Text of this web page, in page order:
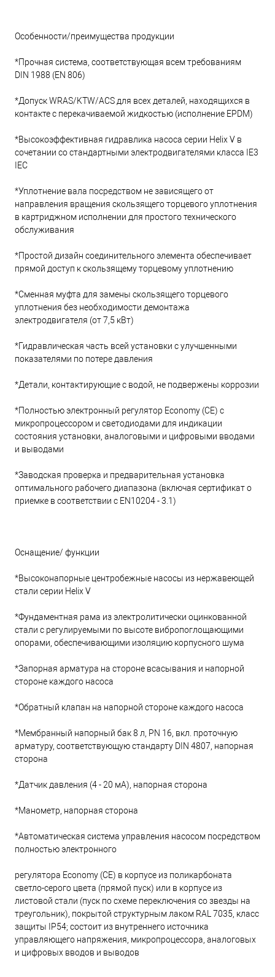
Особенности/преимущества продукции
*Прочная система, соответствующая всем требованиям
DIN 1988 (EN 806)
*Допуск WRAS/KTW/ACS для всех деталей, находящихся в
контакте с перекачиваемой жидкостью (исполнение EPDM)
*Высокоэффективная гидравлика насоса серии Helix V в
сочетании со стандартными электродвигателями класса IE3
IEC
*Уплотнение вала посредством не зависящего от
направления вращения скользящего торцевого уплотнения
в картриджном исполнении для простого технического
обслуживания
*Простой дизайн соединительного элемента обеспечивает
прямой доступ к скользящему торцевому уплотнению
*Сменная муфта для замены скользящего торцевого
уплотнения без необходимости демонтажа
электродвигателя (от 7,5 кВт)
*Гидравлическая часть всей установки с улучшенными
показателями по потере давления
*Детали, контактирующие с водой, не подвержены коррозии
*Полностью электронный регулятор Economy (CE) с
микропроцессором и светодиодами для индикации
состояния установки, аналоговыми и цифровыми вводами
и выводами
*Заводская проверка и предварительная установка
оптимального рабочего диапазона (включая сертификат о
приемке в соответствии с EN10204 - 3.1)
Оснащение/ функции
*Высоконапорные центробежные насосы из нержавеющей
стали серии Helix V
*Фундаментная рама из электролитически оцинкованной
стали с регулируемыми по высоте вибропоглощающими
опорами, обеспечивающими изоляцию корпусного шума
*Запорная арматура на стороне всасывания и напорной
стороне каждого насоса
*Обратный клапан на напорной стороне каждого насоса
*Мембранный напорный бак 8 л, PN 16, вкл. проточную
арматуру, соответствующую стандарту DIN 4807, напорная
сторона
*Датчик давления (4 - 20 мА), напорная сторона
*Манометр, напорная сторона
*Автоматическая система управления насосом посредством
полностью электронного
регулятора Economy (СЕ) в корпусе из поликарбоната
светло-серого цвета (прямой пуск) или в корпусе из
листовой стали (пуск по схеме переключения со звезды на
треугольник), покрытой структурным лаком RAL 7035, класс
защиты IP54; состоит из внутреннего источника
управляющего напряжения, микропроцессора, аналоговых
и цифровых вводов и выводов